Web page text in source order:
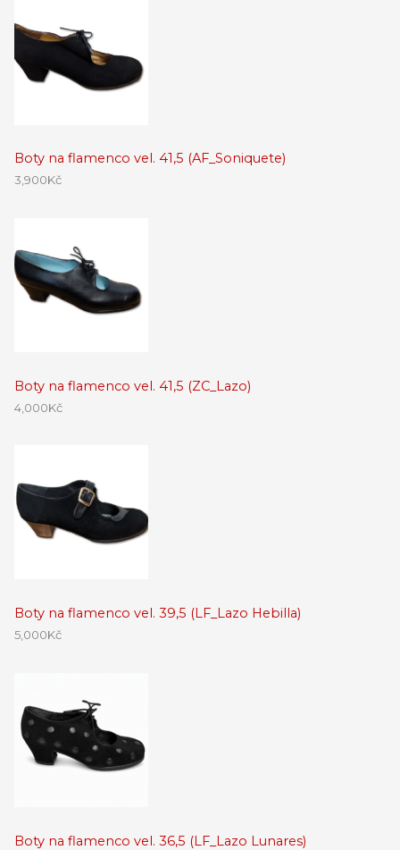
Boty na flamenco vel. 41,5 (AF_Soniquete)
3,900Kč
Boty na flamenco vel. 41,5 (ZC_Lazo)
4,000Kč
Boty na flamenco vel. 39,5 (LF_Lazo Hebilla)
5,000Kč
Boty na flamenco vel. 36,5 (LF_Lazo Lunares)